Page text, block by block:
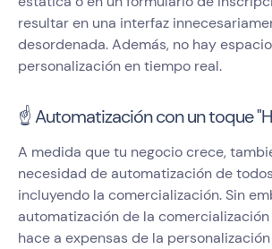
resultar en una interfaz
desordenada. Además, no hay
personalización en tiempo real.
☝️ Automatización con un toque
A medida que tu negocio crece,
necesidad de automatización de
incluyendo la comercialización. Sin
automatización de la
hace a expensas de la